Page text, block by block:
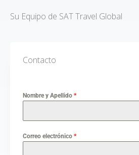
Su Equipo de SAT Travel Global
Contacto
Nombre y Apellido *
Correo electrónico *